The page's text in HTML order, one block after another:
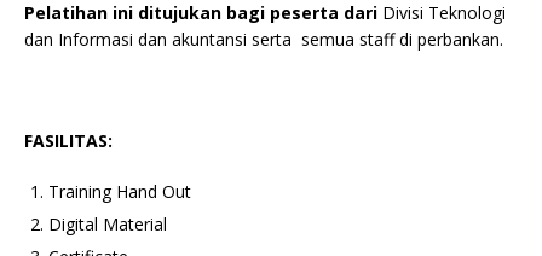
Pelatihan ini ditujukan bagi peserta dari Divisi Teknologi
dan Informasi dan akuntansi serta semua staff di perbankan.
FASILITAS:
Training Hand Out
Digital Material